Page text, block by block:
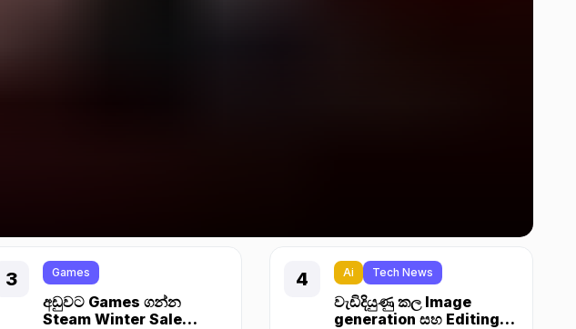
Games
අඩුවට Games ගන්න
Steam Winter Sale
Ai Tech News
වැඩිදියුණු කල Image
generation සහ Editing